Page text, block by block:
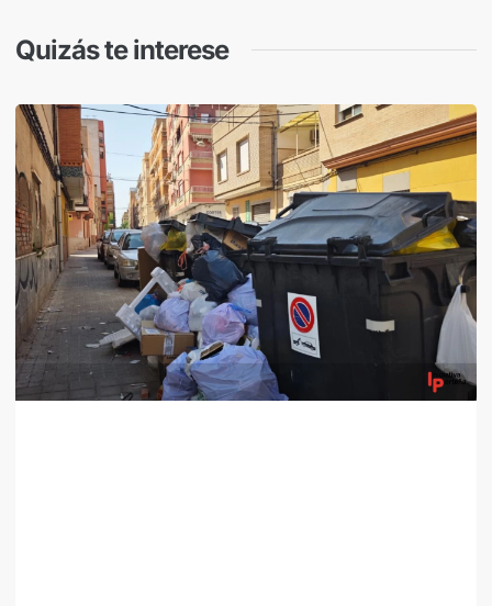
Quizás te interese